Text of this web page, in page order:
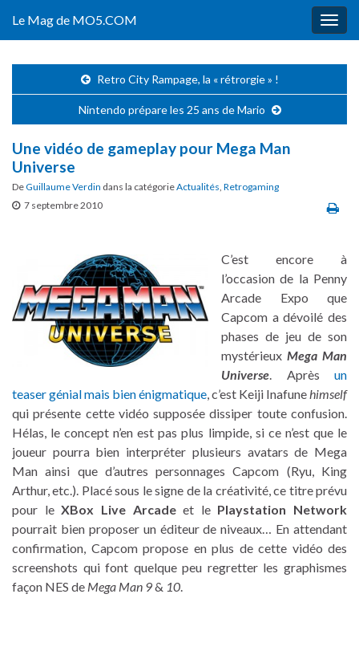
Le Mag de MO5.COM
Retro City Rampage, la « rétrorgie » !
Nintendo prépare les 25 ans de Mario
Une vidéo de gameplay pour Mega Man
Universe
DeGuillaume Verdin dans la catégorieActualités, Retrogaming
7 septembre 2010
C’est encore à
l’occasion de la Penny
Arcade Expo que
Capcom a dévoilé des
phases de jeu de son
mystérieux Mega Man
Universe. Après un
teaser génial mais bien énigmatique, c’est Keiji Inafunehimself
qui présente cette vidéo supposée dissiper toute confusion.
Hélas, le concept n’en est pas plus limpide, si ce n’est que le
joueur pourra bien interpréter plusieurs avatars de Mega
Man ainsi que d’autres personnages Capcom (Ryu, King
Arthur, etc.). Placé sous le signe de la créativité, ce titre prévu
pour leXBox Live Arcadeet le Playstation Network
pourrait bien proposer un éditeur de niveaux… En attendant
confirmation, Capcom propose en plus de cette vidéo des
screenshots qui font quelque peu regretter les graphismes
façon NES de Mega Man 9& 10.